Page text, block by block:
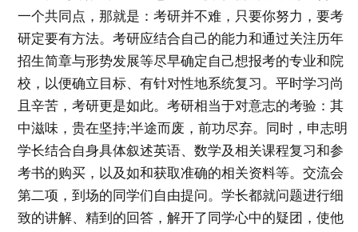
一个共同点，那就是：考研并不难，只要你努力，要考
研定要有方法。考研应结合自己的能力和通过关注历年
招生简章与形势发展等尽早确定自己想报考的专业和院
校，以便确立目标、有针对性地系统复习。平时学习尚
且辛苦，考研更是如此。考研相当于对意志的考验：其
中滋味，贵在坚持;半途而废，前功尽弃。同时，申志明
学长结合自身具体叙述英语、数学及相关课程复习和参
考书的购买，以及如和获取准确的相关资料等。交流会
第二项，到场的同学们自由提问。学长都就问题进行细
致的讲解、精到的回答，解开了同学心中的疑团，使他